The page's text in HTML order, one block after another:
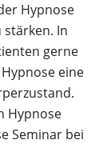
Hypnose
stärken. In
gerne
eine
Hypnose
Seminar bei